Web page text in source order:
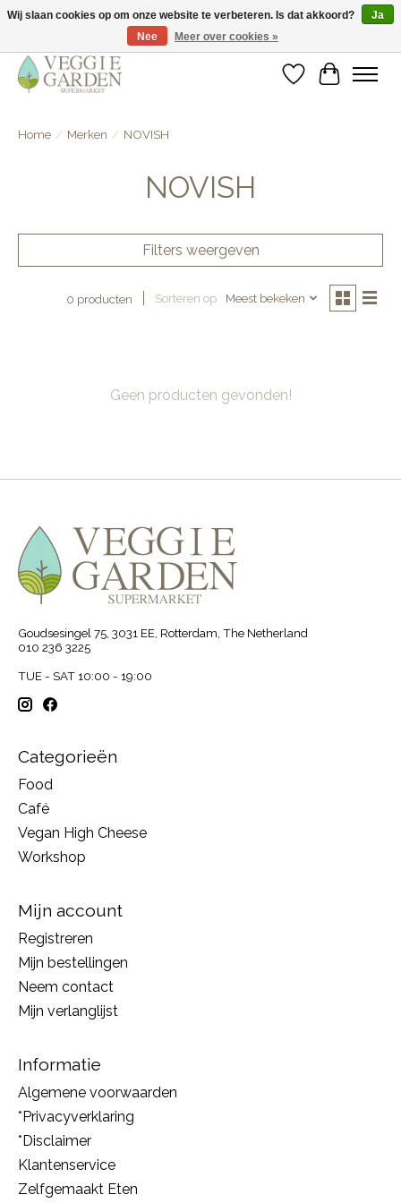
vegan & veggie products | free store pick-up
Verlanglijst
Home / Merken / NOVISH
NOVISH
Filters weergeven
0 producten Sorteren op Meest bekeken
Geen producten gevonden!
Goudsesingel 75, 3031 EE, Rotterdam, The Netherland
010 236 3225
TUE - SAT 10:00 - 19:00
Categorieën
Food
Café
Vegan High Cheese
Workshop
Mijn account
Registreren
Mijn bestellingen
Neem contact
Mijn verlanglijst
Informatie
Algemene voorwaarden
*Privacyverklaring
*Disclaimer
Klantenservice
Zelfgemaakt Eten
Wij slaan cookies op om onze website te verbeteren. Is dat akkoord?
Ja
Nee
Meer over cookies »